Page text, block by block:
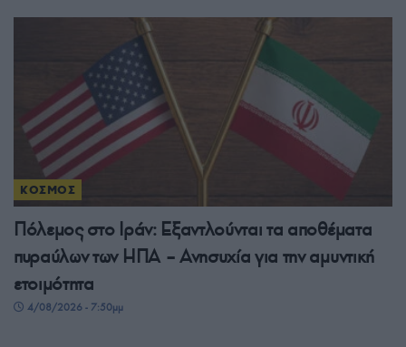
ΚΟΣΜΟΣ
Πόλεμος στο Ιράν: Εξαντλούνται τα αποθέματα
πυραύλων των ΗΠΑ – Ανησυχία για την αμυντική
ετοιμότητα
4/08/2026 - 7:50μμ